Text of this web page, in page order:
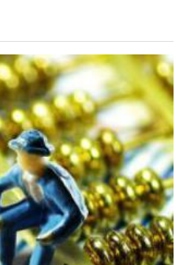
个人承担的债务，不涉及其
某些情况下，个人债务可能转
中华人民共和国 ...